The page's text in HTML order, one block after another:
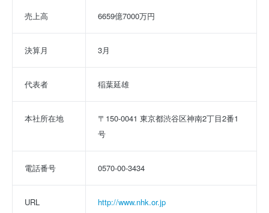
売上高 6659億7000万円
決算月 3月
代表者 稲葉延雄
本社所在地
〒150-0041 東京都渋谷区神南2丁目2番1
号
電話番号 0570-00-3434
URL http://www.nhk.or.jp